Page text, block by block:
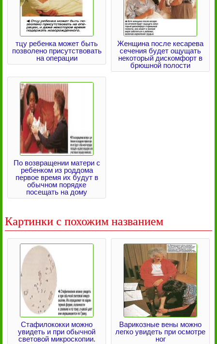
тцу ребенка может быть
позволено присутствовать
на операции
Женщина после кесарева
сечения будет ощущать
некоторый дискомфорт в
брюшной полости
По возвращении матери с
ребенком из роддома
первое время их будут в
обычном порядке
посещать на дому
Картинки с похожим названием
Стафилококки можно
увидеть и при обычной
световой микроскопии.
Варикозные вены можно
легко увидеть при осмотре
ног